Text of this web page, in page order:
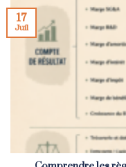
17
Juil